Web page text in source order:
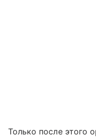
Только после этого